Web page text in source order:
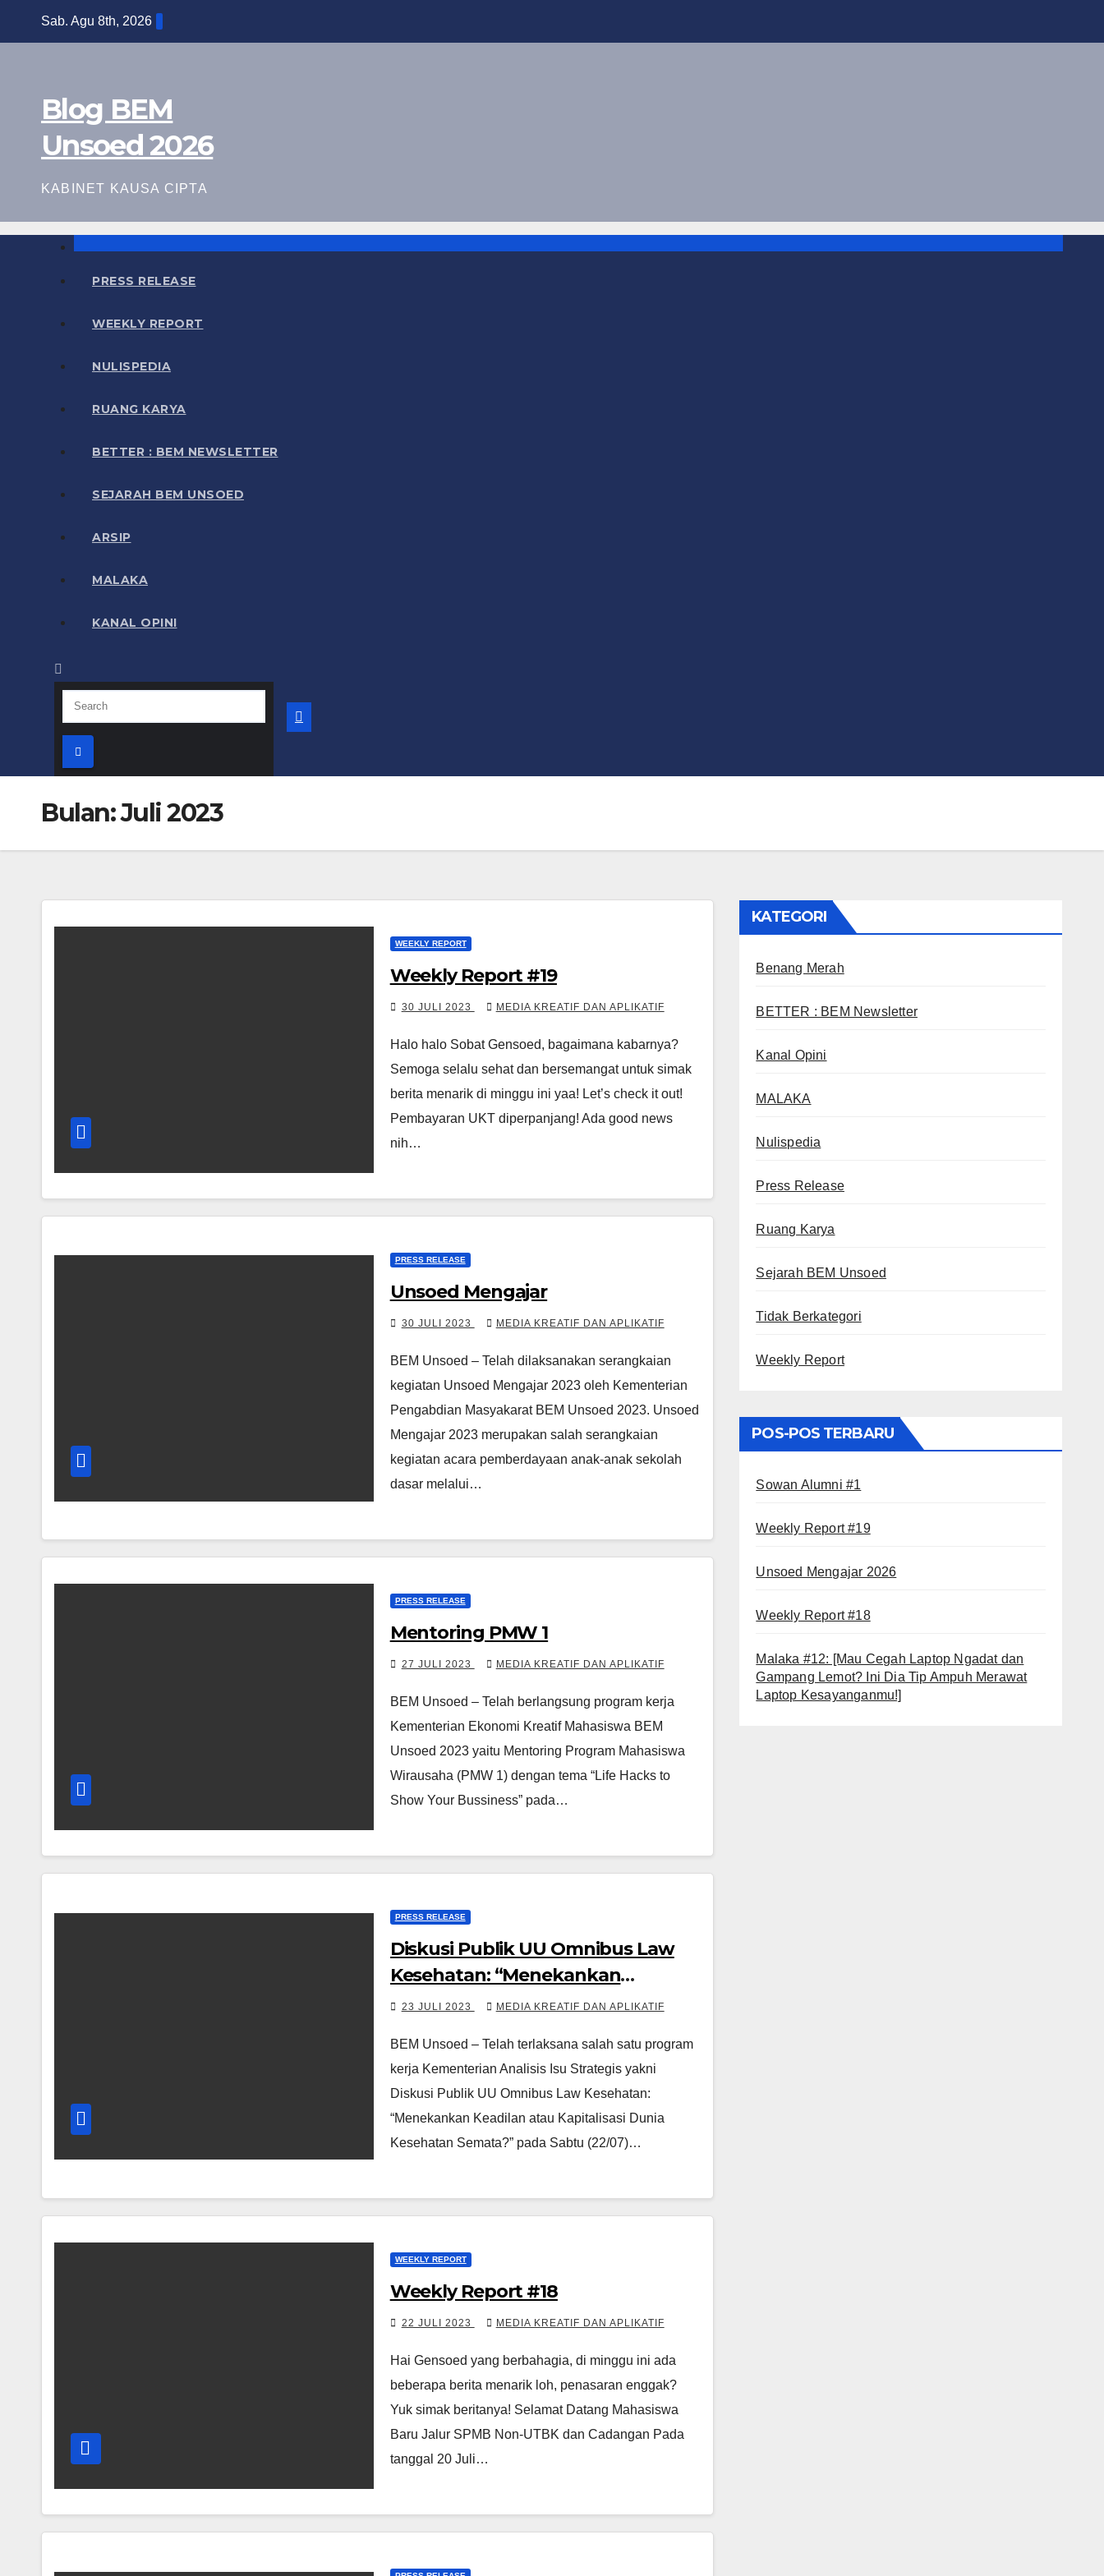
Sab. Agu 8th, 2026
Blog BEM
Unsoed 2026
KABINET KAUSA CIPTA
PRESS RELEASE
WEEKLY REPORT
NULISPEDIA
RUANG KARYA
BETTER : BEM NEWSLETTER
SEJARAH BEM UNSOED
ARSIP
MALAKA
KANAL OPINI
Bulan:Juli 2023
WEEKLY REPORT
Weekly Report #19
30 JULI 2023 MEDIA KREATIF DAN APLIKATIF
Halo halo Sobat Gensoed, bagaimana kabarnya?
Semoga selalu sehat dan bersemangat untuk simak
berita menarik di minggu ini yaa! Let’s check it out!
Pembayaran UKT diperpanjang! Ada good news
nih…
PRESS RELEASE
Unsoed Mengajar
30 JULI 2023 MEDIA KREATIF DAN APLIKATIF
BEM Unsoed – Telah dilaksanakan serangkaian
kegiatan Unsoed Mengajar 2023 oleh Kementerian
Pengabdian Masyakarat BEM Unsoed 2023. Unsoed
Mengajar 2023 merupakan salah serangkaian
kegiatan acara pemberdayaan anak-anak sekolah
dasar melalui…
PRESS RELEASE
Mentoring PMW 1
27 JULI 2023 MEDIA KREATIF DAN APLIKATIF
BEM Unsoed – Telah berlangsung program kerja
Kementerian Ekonomi Kreatif Mahasiswa BEM
Unsoed 2023 yaitu Mentoring Program Mahasiswa
Wirausaha (PMW 1) dengan tema “Life Hacks to
Show Your Bussiness” pada…
PRESS RELEASE
Diskusi Publik UU Omnibus Law
Kesehatan: “Menekankan
Keadilan atau Kapitalisasi Dunia
23 JULI 2023 MEDIA KREATIF DAN APLIKATIF
BEM Unsoed – Telah terlaksana salah satu program
kerja Kementerian Analisis Isu Strategis yakni
Diskusi Publik UU Omnibus Law Kesehatan:
“Menekankan Keadilan atau Kapitalisasi Dunia
Kesehatan Semata?” pada Sabtu (22/07)…
WEEKLY REPORT
Weekly Report #18
22 JULI 2023 MEDIA KREATIF DAN APLIKATIF
Hai Gensoed yang berbahagia, di minggu ini ada
beberapa berita menarik loh, penasaran enggak?
Yuk simak beritanya! Selamat Datang Mahasiswa
Baru Jalur SPMB Non-UTBK dan Cadangan Pada
tanggal 20 Juli…
KATEGORI
Benang Merah
BETTER : BEM Newsletter
Kanal Opini
MALAKA
Nulispedia
Press Release
Ruang Karya
Sejarah BEM Unsoed
Tidak Berkategori
Weekly Report
POS-POS TERBARU
Sowan Alumni #1
Weekly Report #19
Unsoed Mengajar 2026
Weekly Report #18
Malaka #12: [Mau Cegah Laptop Ngadat dan
Gampang Lemot? Ini Dia Tip Ampuh Merawat
Laptop Kesayanganmu!]